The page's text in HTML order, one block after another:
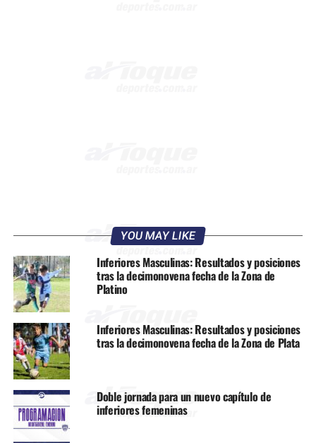
YOU MAY LIKE
Inferiores Masculinas: Resultados y posiciones
tras la decimonovena fecha de la Zona de
Platino
Inferiores Masculinas: Resultados y posiciones
tras la decimonovena fecha de la Zona de Plata
Doble jornada para un nuevo capítulo de
inferiores femeninas